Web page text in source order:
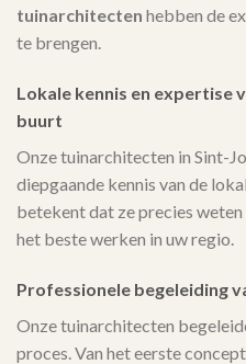
tuinarchitecten hebben de
te brengen.
Lokale kennis en expertise
buurt
Onze tuinarchitecten in Sint-
diepgaande kennis van de
betekent dat ze precies
het beste werken in uw regio.
Professionele begeleiding
Onze tuinarchitecten
proces. Van het eerste